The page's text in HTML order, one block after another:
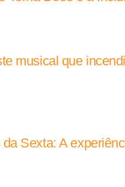
musical que
Sexta: A